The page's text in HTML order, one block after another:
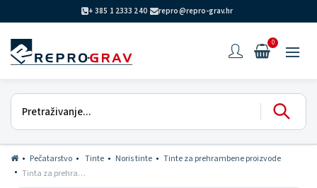
+ 385 1 2333 240 repro@repro-grav.hr
0
Pečatarstvo Tinte Noris tinte
Tinte za prehrambene proizvode
Tinta za prehrambenu ambalažu 119